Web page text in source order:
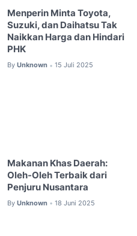
Menperin Minta Toyota,
Suzuki, dan Daihatsu Tak
Naikkan Harga dan Hindari
PHK
By Unknown • 15 Juli 2025
Makanan Khas Daerah:
Oleh-Oleh Terbaik dari
Penjuru Nusantara
By Unknown • 18 Juni 2025